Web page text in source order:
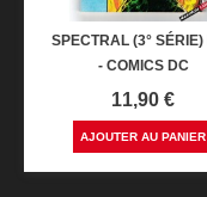
SPECTRAL (3° SÉRIE)
- COMICS DC
Prix
11,90 €
AJOUTER AU PANIER